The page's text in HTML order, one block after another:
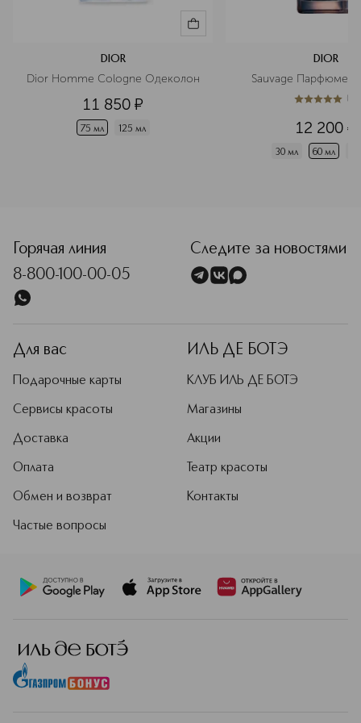
DIOR
Dior Homme Cologne Одеколон
11 850 ¤
75 мл 125 мл
DIOR
Sauvage
5из 51 (
12 200 ¤
30 мл 60 мл
Горячая линия
8-800-100-00-05
Следите за новостями
Для вас
Подарочные карты
Сервисы красоты
Доставка
Оплата
Обмен и возврат
Частые вопросы
ИЛЬ ДЕ БОТЭ
КЛУБ ИЛЬ ДЕ БОТЭ
Магазины
Акции
Театр красоты
Контакты